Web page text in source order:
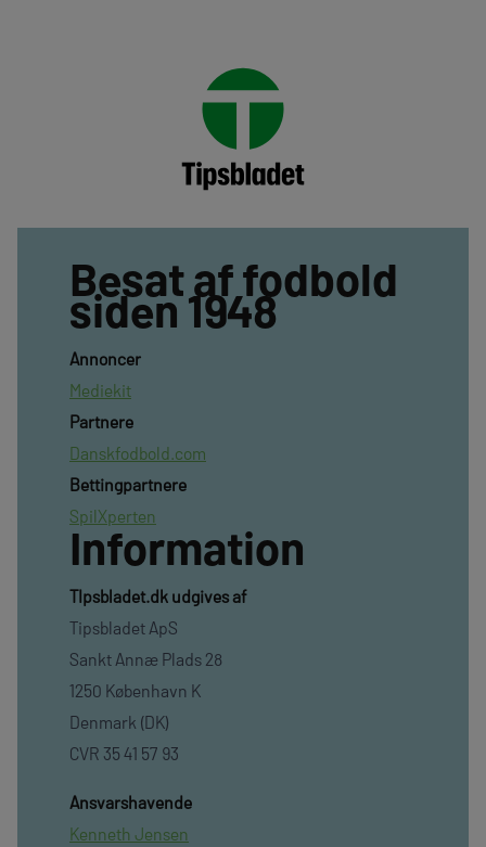
Besat af fodbold
siden 1948
Annoncer
Mediekit
Partnere
Danskfodbold.com
Bettingpartnere
SpilXperten
Information
TIpsbladet.dk udgives af
Tipsbladet ApS
Sankt Annæ Plads 28
1250 København K
Denmark (DK)
CVR 35 41 57 93
Ansvarshavende
Kenneth Jensen